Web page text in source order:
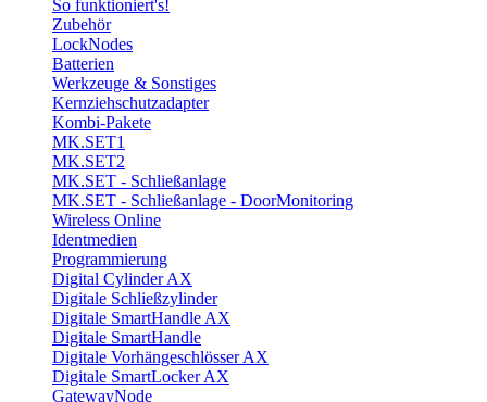
So funktioniert's!
Zubehör
LockNodes
Batterien
Werkzeuge & Sonstiges
Kernziehschutzadapter
Kombi-Pakete
MK.SET1
MK.SET2
MK.SET - Schließanlage
MK.SET - Schließanlage - DoorMonitoring
Wireless Online
Identmedien
Programmierung
Digital Cylinder AX
Digitale Schließzylinder
Digitale SmartHandle AX
Digitale SmartHandle
Digitale Vorhängeschlösser AX
Digitale SmartLocker AX
GatewayNode